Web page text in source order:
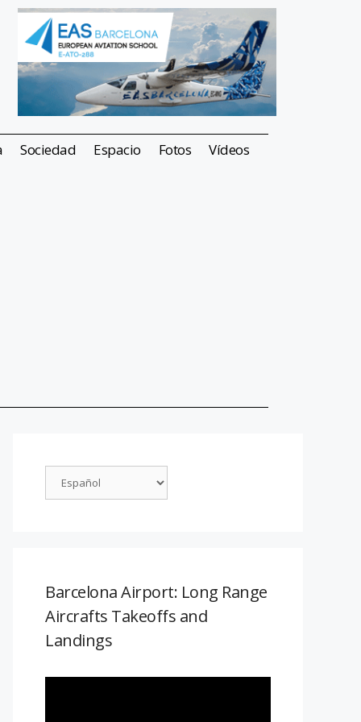
Sociedad Espacio Fotos Vídeos
Barcelona Airport: Long Range
Aircrafts Takeoffs and
Landings